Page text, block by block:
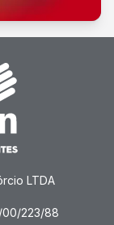
LTDA
00/223/88